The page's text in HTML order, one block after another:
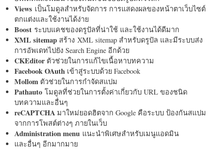
Views เป็นโมดูลสำหรับจัดการ การแสดงผลของหน้าตาเว็บไซต์
ตกแต่งและใช้งานได้ง่าย
Boost ระบบแคชของดรูปัลที่น่าใช้ และใช้งานได้ดีมาก
XML sitemap สร้าง XML sitemap สำหรับดรูปัล และมีระบบส่ง
การอัพเดทไปยัง Search Engine อีกด้วย
CKEditorตัวช่วยในการแก้ไขเนื้อหาบทความ
Facebook OAuth เข้าสู่ระบบด้วย Facebook
Mollom ตัวช่วยในการกำจัดสแปม
Pathauto โมดูลที่ช่วยในการตั้งค่าเกี่ยวกับ URL ของชนิด
บทความและอื่นๆ
reCAPTCHA มาใหม่ยอดฮิตจาก Google คือระบบ ป้องกันสแปม
จากการโพสต์ต่างๆ ภายในเว็บ
Administration menu แนะนำพิเศษสำหรับเมนูแอดมิน
และอื่นๆ อีกมากมาย